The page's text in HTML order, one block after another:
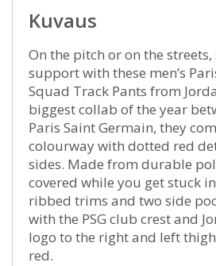
Kuvaus
On the pitch or on the
support with these men’s
Squad Track Pants from
biggest collab of the year
Paris Saint Germain, they
colourway with dotted red
sides. Made from durable
covered while you get stuck
ribbed trims and two side
with the PSG club crest and
logo to the right and left
red.